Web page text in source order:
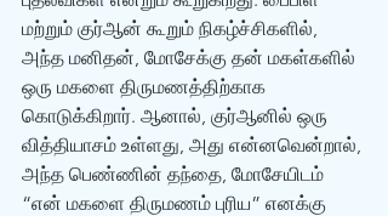
மற்றும் குர்‍ஆன் கூறும் நிகழ்ச்சிகளில்,
அந்த மனிதன், மோசேக்கு தன் மகள்களில்
ஒரு மகளை திருமணத்திற்காக
கொடுக்கிறார். ஆனால், குர்‍ஆனில் ஒரு
வித்தியாசம் உள்ளது, அது என்னவென்றால்,
அந்த பெண்ணின் தந்தை, மோசேயிடம்
“என் மகளை திருமணம் புரிய” எனக்கு